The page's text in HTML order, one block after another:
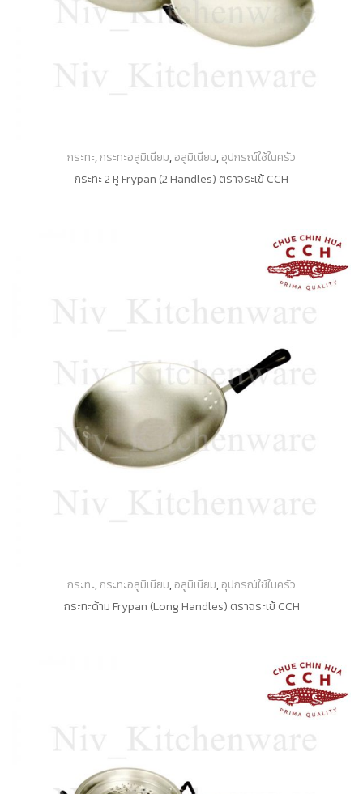
กระทะ,กระทะอลูมิเนียม,อลูมิเนียม,อุปกรณ์ใช้ในครัว
กระทะ 2 หู Frypan (2 Handles) ตราจระเข้ CCH
กระทะ,กระทะอลูมิเนียม,อลูมิเนียม,อุปกรณ์ใช้ในครัว
กระทะด้าม Frypan (Long Handles) ตราจระเข้ CCH